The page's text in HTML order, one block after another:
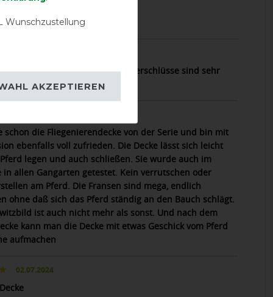
10.08.2025
guter Schutz
schöne Ausreitdecke, die Klettverschlüsse sind sehr
schon die Fliegenierendecke von der Serie und bin mit
ebenfalls voll zufrieden. Die Decke lässt sich leicht
legen und auch schließen. Sie wurde auch im
in allen Gangarten getestet. Kein verrutschen oder
am Pferd. Die Fransen sind mega, endlich
ohne daß sich das Pferd ständig an den Bauch schlägt.
ist auch nicht mehr als sonst. Und nach dem
kann man die Decke mit etwas Geschick vom Pferd
aufmachen
02.07.2024
Wunschzustellung
AKZEPTIEREN